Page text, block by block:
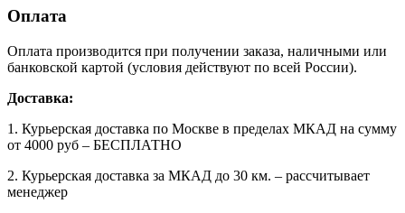
Оплата
Оплата производится при получении заказа, наличными или
банковской картой (условия действуют по всей России).
Доставка:
1. Курьерская доставка по Москве в пределах МКАД на сумму
от 4000 руб – БЕСПЛАТНО
2. Курьерская доставка за МКАД до 30 км. – рассчитывает
менеджер